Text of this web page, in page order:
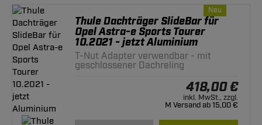
Neu
Thule Dachträger SlideBar für
Opel Astra-e Sports Tourer
10.2021 - jetzt Aluminium
T-Nut Adapter verwendbar - mit
geschlossener Dachreling
418,00 €
inkl. MwSt., zzgl.
M Versand ab 15,00 €